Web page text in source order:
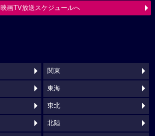
映画TV放送スケジュールへ
関東
東海
東北
北陸